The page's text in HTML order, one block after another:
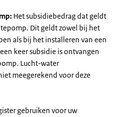
Het subsidiebedrag dat geldt
Dit geldt zowel bij het
als bij het installeren van een
keer subsidie is ontvangen
Lucht-water
meegerekend voor deze
gebruiken voor uw